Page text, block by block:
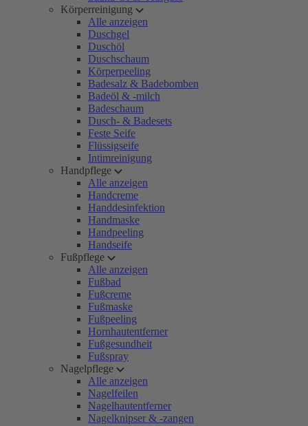
Körperreinigung
Alle anzeigen
Duschgel
Duschöl
Duschschaum
Körperpeeling
Badesalz & Badebomben
Badeöl & -milch
Badeschaum
Dusch- & Badesets
Feste Seife
Flüssigseife
Intimreinigung
Handpflege
Alle anzeigen
Handcreme
Handdesinfektion
Handmaske
Handpeeling
Handseife
Fußpflege
Alle anzeigen
Fußbad
Fußcreme
Fußmaske
Fußpeeling
Hornhautentferner
Fußgesundheit
Fußspray
Nagelpflege
Alle anzeigen
Nagelfeilen
Nagelhautentferner
Nagelknipser & -zangen